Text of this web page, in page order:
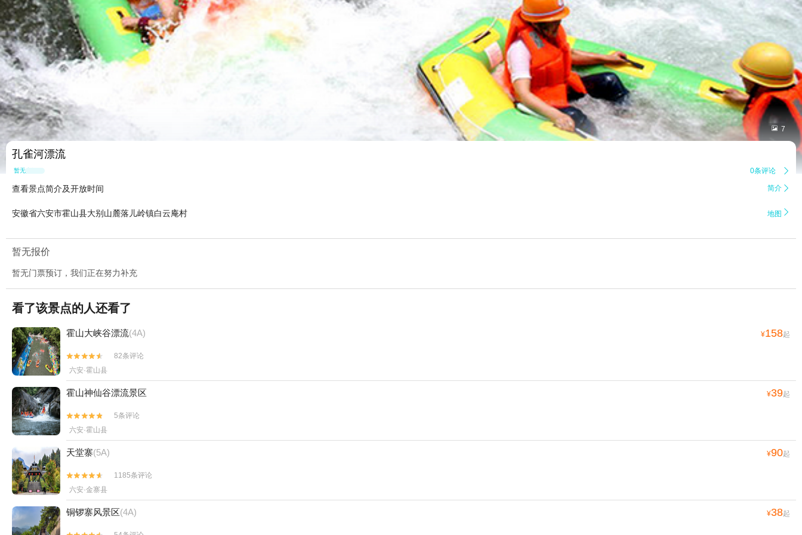
 7
孔雀河漂流
暂无点评 0条评论 
查看景点简介及开放时间 简介 
安徽省六安市霍山县大别山麓落儿岭镇白云庵村 地图 
暂无报价
暂无门票预订，我们正在努力补充
看了该景点的人还看了
霍山大峡谷漂流(4A) ¥158起


82条评论
六安·霍山县
霍山神仙谷漂流景区 ¥39起


5条评论
六安·霍山县
天堂寨(5A) ¥90起


1185条评论
六安·金寨县
铜锣寨风景区(4A) ¥38起